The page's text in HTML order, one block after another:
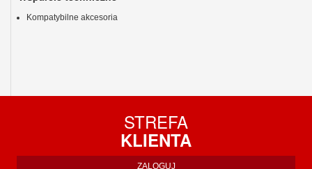
Kompatybilne akcesoria
STREFA
KLIENTA
ZALOGUJ